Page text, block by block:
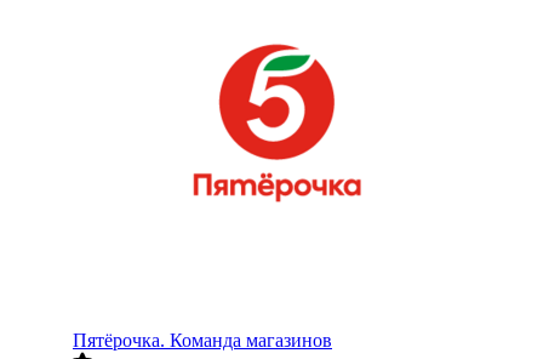
Пятёрочка. Команда магазинов